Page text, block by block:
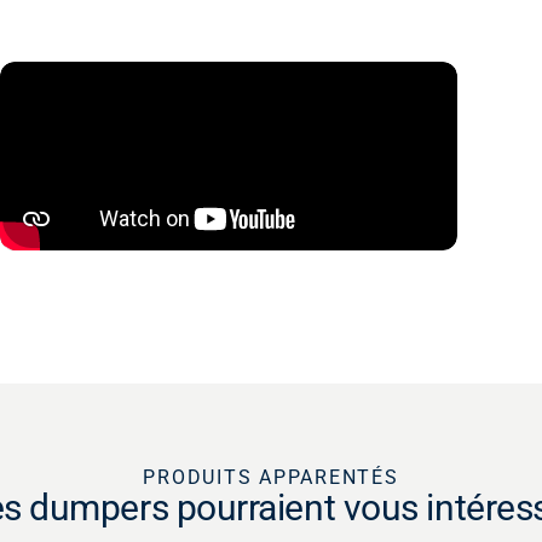
PRODUITS APPARENTÉS
dumpers pourraient vous